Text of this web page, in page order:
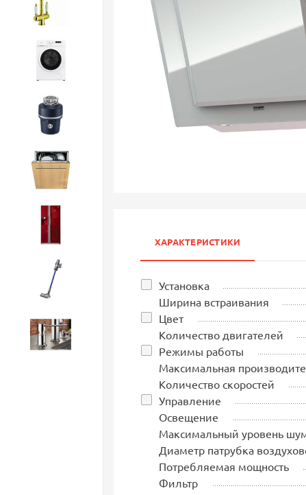
Стиральные машины
Бытовая техника
ХАРАКТЕРИСТИКИ
Установка
Ширина встраивания
Цвет
Количество двигателей
Режимы работы
Максимальная
Количество скоростей
Управление
Освещение
Максимальный уровень
Диаметр патрубка
Потребляемая мощность
Фильтр